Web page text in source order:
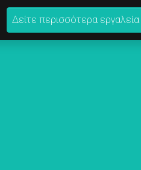
Δείτε περισσότερα